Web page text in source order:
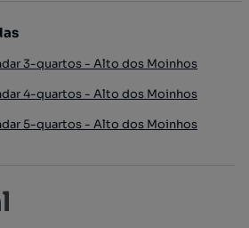
3-quartos - Alto dos Moinhos
4-quartos - Alto dos Moinhos
5-quartos - Alto dos Moinhos